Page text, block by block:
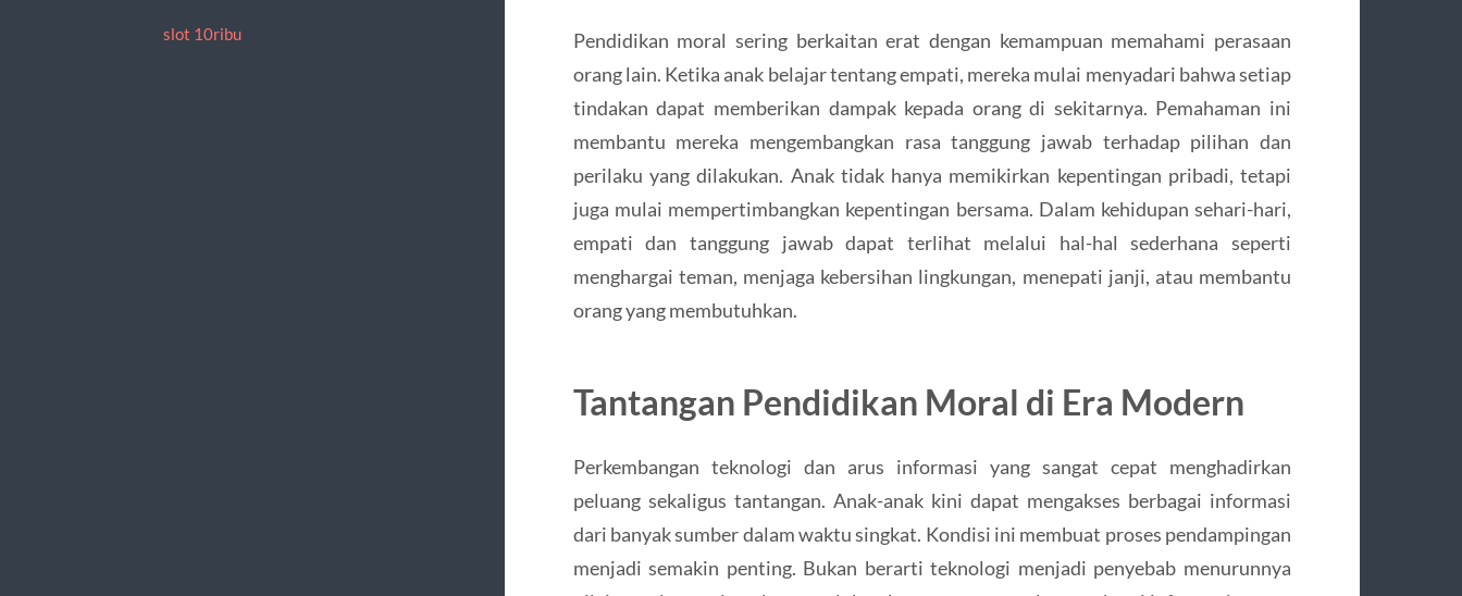
slot 10ribu
Pendidikan moral sering berkaitan erat dengan kemampuan memahami perasaan
orang lain. Ketika anak belajar tentang empati, mereka mulai menyadari bahwa setiap
tindakan dapat memberikan dampak kepada orang di sekitarnya. Pemahaman ini
membantu mereka mengembangkan rasa tanggung jawab terhadap pilihan dan
perilaku yang dilakukan. Anak tidak hanya memikirkan kepentingan pribadi, tetapi
juga mulai mempertimbangkan kepentingan bersama. Dalam kehidupan sehari-hari,
empati dan tanggung jawab dapat terlihat melalui hal-hal sederhana seperti
menghargai teman, menjaga kebersihan lingkungan, menepati janji, atau membantu
orang yang membutuhkan.
Tantangan Pendidikan Moral di Era Modern
Perkembangan teknologi dan arus informasi yang sangat cepat menghadirkan
peluang sekaligus tantangan. Anak-anak kini dapat mengakses berbagai informasi
dari banyak sumber dalam waktu singkat. Kondisi ini membuat proses pendampingan
menjadi semakin penting. Bukan berarti teknologi menjadi penyebab menurunnya